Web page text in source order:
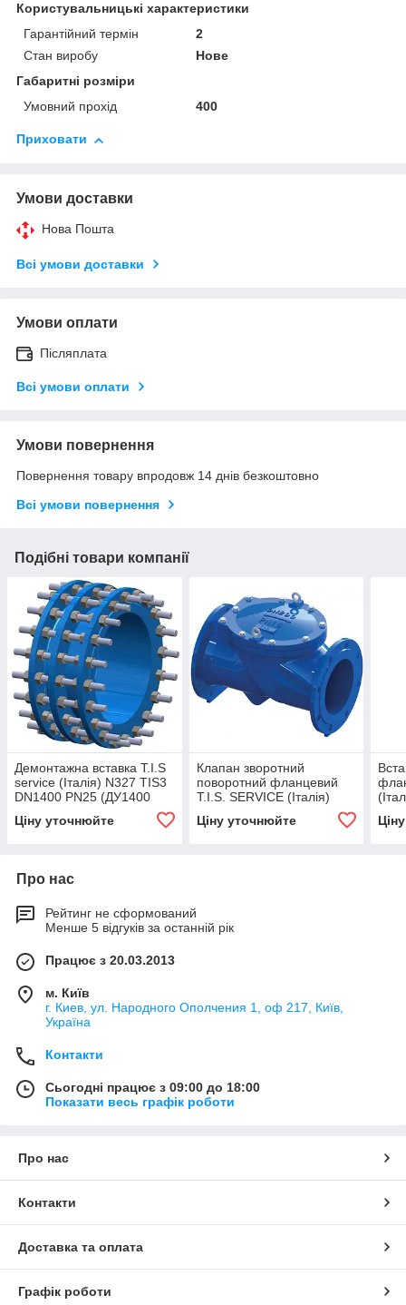
Користувальницькі характеристики
Гарантійний термін
2
Стан виробу
Нове
Габаритні розміри
Умовний прохід
400
Приховати
Умови доставки
Нова Пошта
Всі умови доставки
Умови оплати
Післяплата
Всі умови оплати
Умови повернення
Повернення товару впродовж 14 днів безкоштовно
Всі умови повернення
Подібні товари компанії
Демонтажна вставка T.I.S
service (Італія) N327 TIS3
DN1400 PN25 (ДУ1400
Ціну уточнюйте
Клапан зворотний
поворотний фланцевий
T.I.S. SERVICE (Італія)
Ціну уточнюйте
Про нас
Рейтинг не сформований
Менше 5 відгуків за останній рік
Працює з 20.03.2013
м. Київ
г. Киев, ул. Народного Ополчения 1, оф 217, Київ,
Україна
Контакти
Сьогодні працює з 09:00 до 18:00
Показати весь графік роботи
Про нас
Контакти
Доставка та оплата
Графік роботи